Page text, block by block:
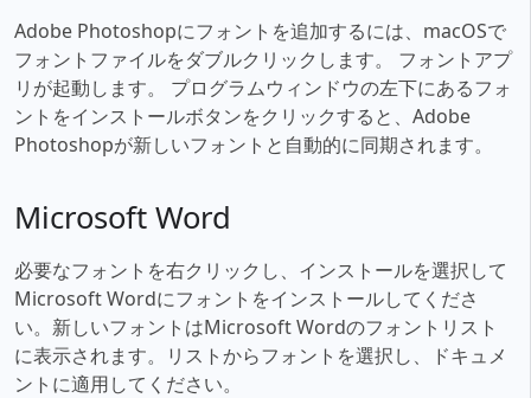
Adobe Photoshopにフォントを追加するには、macOSで
フォントファイルをダブルクリックします。 フォントアプ
リが起動します。 プログラムウィンドウの左下にあるフォ
ントをインストールボタンをクリックすると、Adobe
Photoshopが新しいフォントと自動的に同期されます。
Microsoft Word
必要なフォントを右クリックし、インストールを選択して
Microsoft Wordにフォントをインストールしてくださ
い。新しいフォントはMicrosoft Wordのフォントリスト
に表示されます。リストからフォントを選択し、ドキュメ
ントに適用してください。